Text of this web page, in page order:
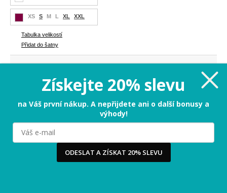
XS S M L XL XXL
Tabulka velikostí
Přidat do šatny
1 287 Kč
PŘIDAT DO KOŠÍKU
Tabulka velikostí
Milujeme cookies!
Používáme cookies, abychom vám nabídli ten nejlepší
zážitek na našem webu a obsah, který vás opravdu
Získejte 20% slevu
na Váš první nákup. A nepřijdete ani o další bonusy a
výhody!
ODESLAT A ZÍSKAT 20% SLEVU